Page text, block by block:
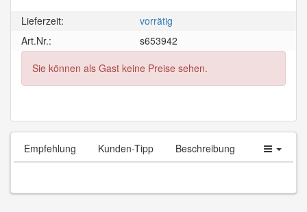
Lieferzeit:
vorrätig
Art.Nr.:
s653942
Sie können als Gast keine Preise sehen.
Empfehlung Kunden-Tipp Beschreibung